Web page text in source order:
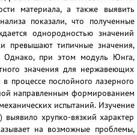
материала, а также выявить
показали, что полученные
однородностью значений
превышают типичные значения,
Однако, при этом модуль Юнга,
значения для нержавеющих
процессе послойного лазерного
направленным формированием
испытаний. Изучение
хрупко-вязкий характер
на возможные проблемы,